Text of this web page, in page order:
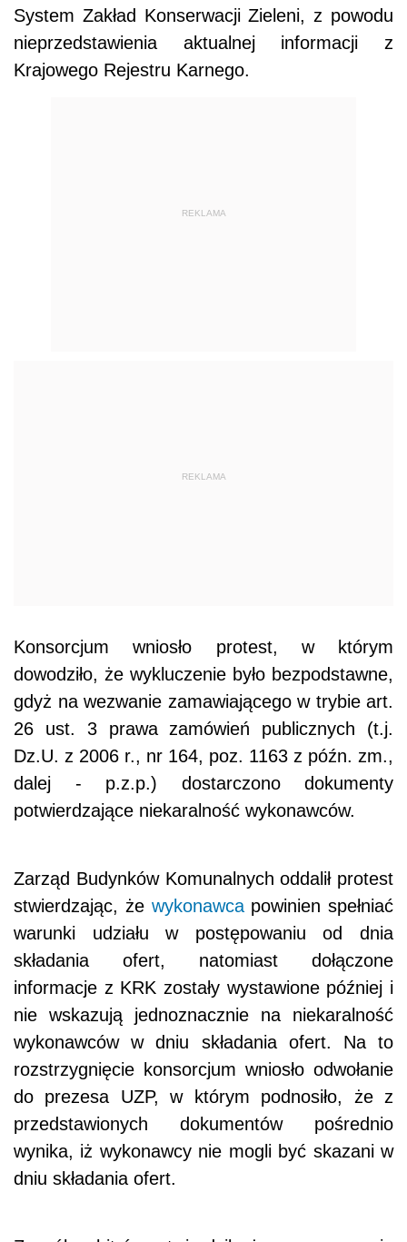
System Zakład Konserwacji Zieleni, z powodu
nieprzedstawienia aktualnej informacji z
Krajowego Rejestru Karnego.
REKLAMA
REKLAMA
Konsorcjum wniosło protest, w którym
dowodziło, że wykluczenie było bezpodstawne,
gdyż na wezwanie zamawiającego w trybie art.
26 ust. 3 prawa zamówień publicznych (t.j.
Dz.U. z 2006 r., nr 164, poz. 1163 z późn. zm.,
dalej - p.z.p.) dostarczono dokumenty
potwierdzające niekaralność wykonawców.
Zarząd Budynków Komunalnych oddalił protest
stwierdzając, że wykonawcapowinien spełniać
warunki udziału w postępowaniu od dnia
składania ofert, natomiast dołączone
informacje z KRK zostały wystawione później i
nie wskazują jednoznacznie na niekaralność
wykonawców w dniu składania ofert. Na to
rozstrzygnięcie konsorcjum wniosło odwołanie
do prezesa UZP, w którym podnosiło, że z
przedstawionych dokumentów pośrednio
wynika, iż wykonawcy nie mogli być skazani w
dniu składania ofert.